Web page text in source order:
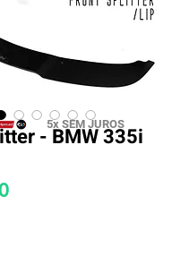
- BMW 335i
Preço
5x SEM JUROS